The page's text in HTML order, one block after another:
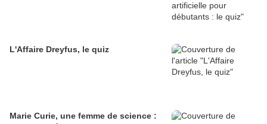
L'Affaire Dreyfus, le quiz
Marie Curie, une femme de science :